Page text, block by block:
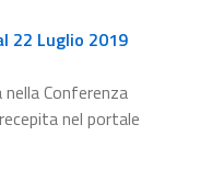
22 Luglio 2019
Conferenza
nel portale